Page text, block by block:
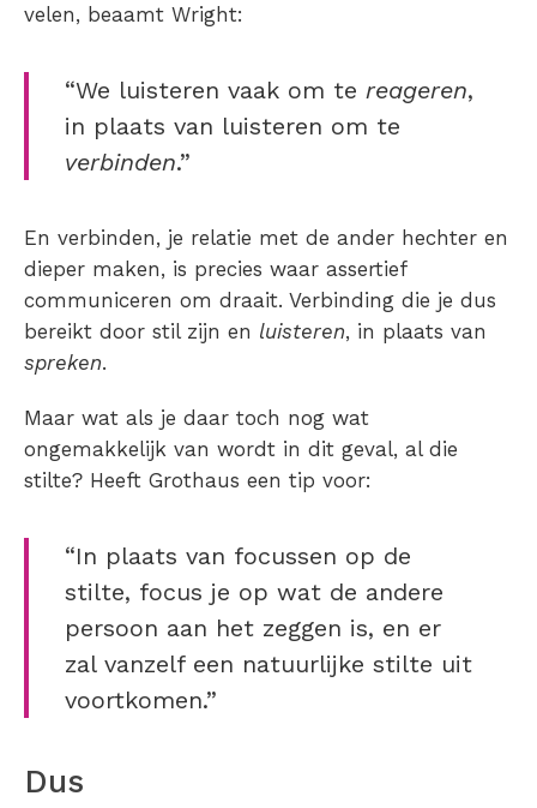
velen, beaamt Wright:
“We luisteren vaak om te reageren,
in plaats van luisteren om te
verbinden.”
En verbinden, je relatie met de ander hechter en
dieper maken, is precies waar assertief
communiceren om draait. Verbinding die je dus
bereikt door stil zijn en luisteren, in plaats van
spreken.
Maar wat als je daar toch nog wat
ongemakkelijk van wordt in dit geval, al die
stilte? Heeft Grothaus een tip voor:
“In plaats van focussen op de
stilte, focus je op wat de andere
persoon aan het zeggen is, en er
zal vanzelf een natuurlijke stilte uit
voortkomen.”
Dus